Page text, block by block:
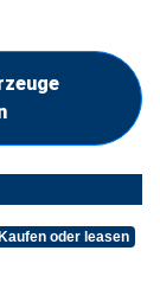
oder leasen